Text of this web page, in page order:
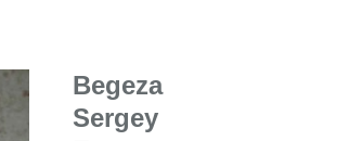
Begeza
Sergey